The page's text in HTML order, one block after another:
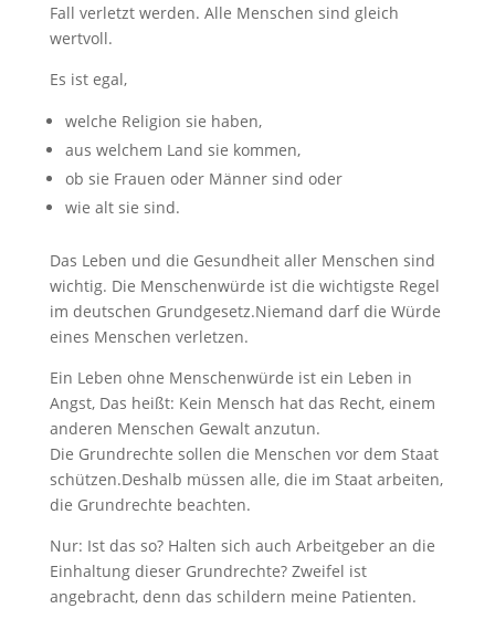
Fall verletzt werden. Alle Menschen sind gleich
wertvoll.
Es ist egal,
welche Religion sie haben,
aus welchem Land sie kommen,
ob sie Frauen oder Männer sind oder
wie alt sie sind.
Das Leben und die Gesundheit aller Menschen sind
wichtig. Die Menschenwürde ist die wichtigste Regel
im deutschen Grundgesetz.Niemand darf die Würde
eines Menschen verletzen.
Ein Leben ohne Menschenwürde ist ein Leben in
Angst, Das heißt: Kein Mensch hat das Recht, einem
anderen Menschen Gewalt anzutun.
Die Grundrechte sollen die Menschen vor dem Staat
schützen.Deshalb müssen alle, die im Staat arbeiten,
die Grundrechte beachten.
Nur: Ist das so? Halten sich auch Arbeitgeber an die
Einhaltung dieser Grundrechte? Zweifel ist
angebracht, denn das schildern meine Patienten.